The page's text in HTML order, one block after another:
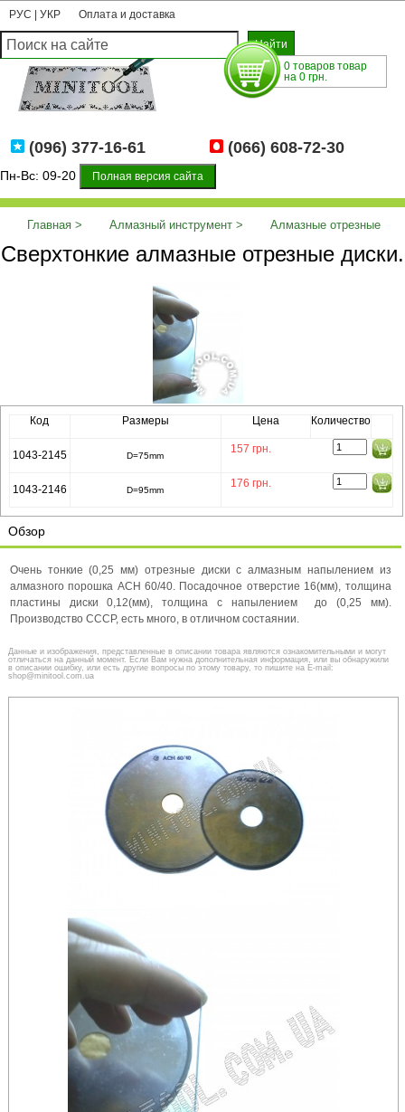
РУС УКР Оплата и доставка
0 товаров товар
на 0 грн.
(096) 377-16-61 (066) 608-72-30
Пн-Вс: 09-20 Полная версия сайта
Главная Алмазный инструмент
Алмазные отрезные
диски
Сверхтонкие алмазные отрезные диски.
Сверхтонкие алмазные отрезные диски.
Код Размеры Цена Количество
1043-2145 D=75mm
157 грн.
1043-2146 D=95mm
176 грн.
Обзор
Очень тонкие (0,25 мм) отрезные диски с алмазным напылением из
алмазного порошка ACH 60/40. Посадочное отверстие 16(мм), толщина
пластины диски 0,12(мм), толщина с напылением до (0,25 мм).
Производство СССР, есть много, в отличном состаянии.
Данные и изображения, представленные в описании товара являются ознакомительными и могут
отличаться на данный момент. Если Вам нужна дополнительная информация, или вы обнаружили
в описании ошибку, или есть другие вопросы по этому товару, то пишите на E-mail:
shop@minitool.com.ua